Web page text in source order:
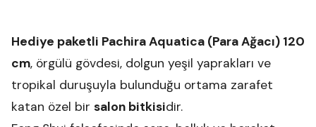
Hediye paketli Pachira Aquatica (Para Ağacı) 120
cm, örgülü gövdesi, dolgun yeşil yaprakları ve
tropikal duruşuyla bulunduğu ortama zarafet
katan özel bir salon bitkisidir.